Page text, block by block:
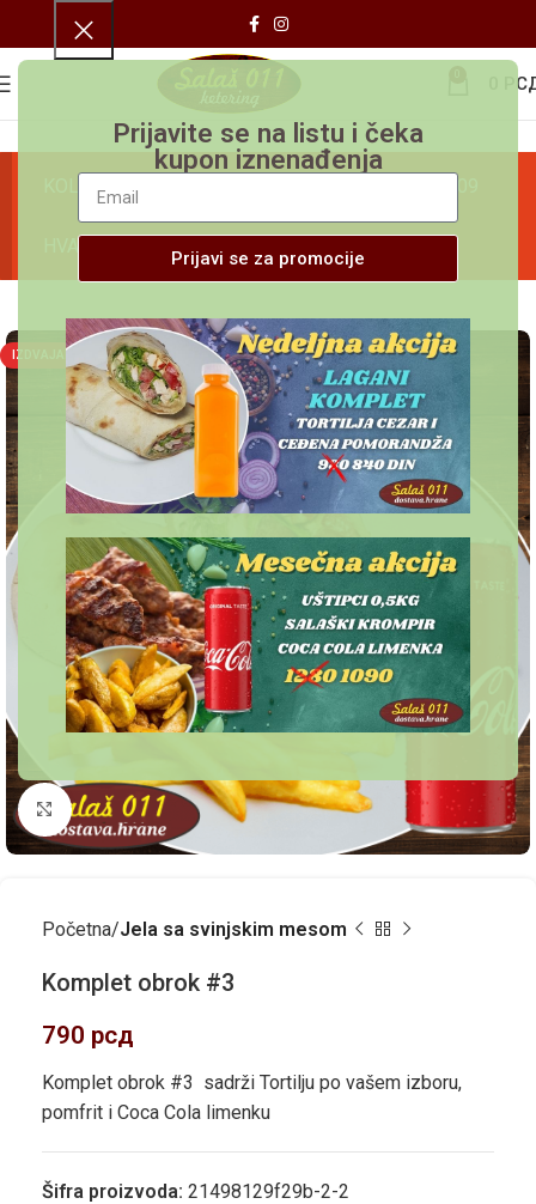
Prijavite se na listu i čeka
kupon iznenađenja
Prijavi se za promocije
KOLEKTIVNI GODIŠNJI ODMOR OD 30.06 DO 01.09
HVALA NA RAZUMEVANJU.
IZDVAJAMO
Kliknite za uvećanje
Početna Jela sa svinjskim mesom
Komplet obrok #3
790 рсд
Komplet obrok #3 sadrži Tortilju po vašem izboru,
pomfrit i Coca Cola limenku
Šifra proizvoda: 21498129f29b-2-2